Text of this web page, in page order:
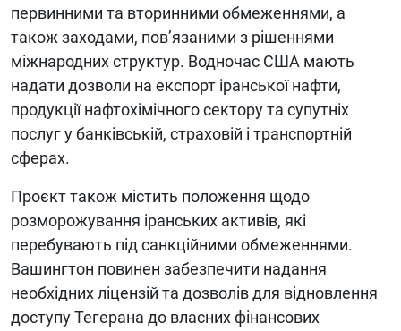
первинними та вторинними обмеженнями, а
також заходами, пов’язаними з рішеннями
міжнародних структур. Водночас США мають
надати дозволи на експорт іранської нафти,
продукції нафтохімічного сектору та супутніх
послуг у банківській, страховій і транспортній
сферах.
Проєкт також містить положення щодо
розморожування іранських активів, які
перебувають під санкційними обмеженнями.
Вашингтон повинен забезпечити надання
необхідних ліцензій та дозволів для відновлення
доступу Тегерана до власних фінансових